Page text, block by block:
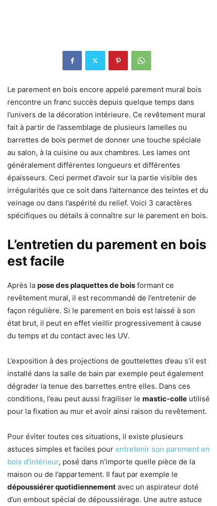
Le parement en bois encore appelé parement mural bois
rencontre un franc succès depuis quelque temps dans
l’univers de la décoration intérieure. Ce revêtement mural
fait à partir de l’assemblage de plusieurs lamelles ou
barrettes de bois permet de donner une touche spéciale
au salon, à la cuisine ou aux chambres. Les lames ont
généralement différentes longueurs et différentes
épaisseurs. Ceci permet d’avoir sur la partie visible des
irrégularités que ce soit dans l’alternance des teintes et du
veinage ou dans l’aspérité du relief. Voici 3 caractères
spécifiques ou détails à connaître sur le parement en bois.
L’entretien du parement en bois
est facile
Après la pose des plaquettes de bois formant ce
revêtement mural, il est recommandé de l’entretenir de
façon régulière. Si le parement en bois est laissé à son
état brut, il peut en effet vieillir progressivement à cause
du temps et du contact avec les UV.
L’exposition à des projections de gouttelettes d’eau s’il est
installé dans la salle de bain par exemple peut également
dégrader la tenue des barrettes entre elles. Dans ces
conditions, l’eau peut aussi fragiliser le mastic-colle utilisé
pour la fixation au mur et avoir ainsi raison du revêtement.
Pour éviter toutes ces situations, il existe plusieurs
astuces simples et faciles pour entretenir son parement en
bois d’intérieur, posé dans n’importe quelle pièce de la
maison ou de l’appartement. Il faut par exemple le
dépoussiérer quotidiennement avec un aspirateur doté
d’un embout spécial de dépoussiérage. Une autre astuce